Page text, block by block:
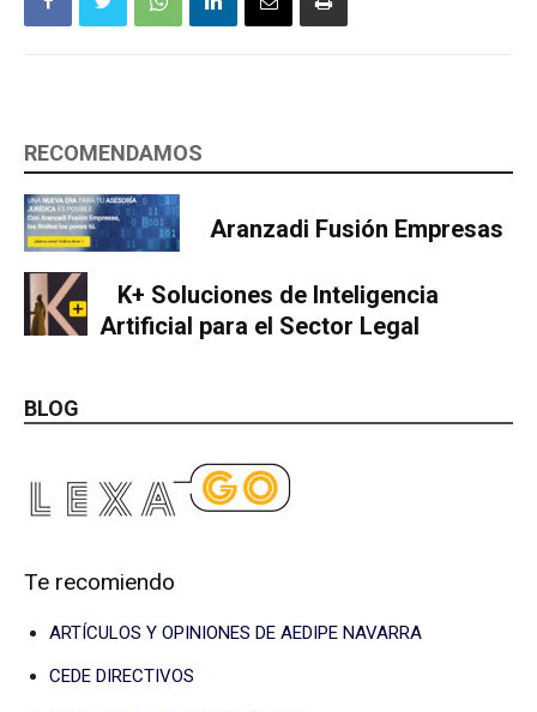
RECOMENDAMOS
Aranzadi Fusión Empresas
K+ Soluciones de Inteligencia
Artificial para el Sector Legal
BLOG
Te recomiendo
ARTÍCULOS Y OPINIONES DE AEDIPE NAVARRA
CEDE DIRECTIVOS